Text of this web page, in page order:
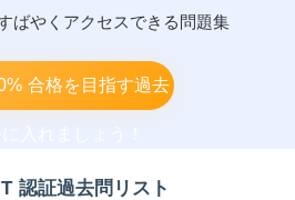
ばやくアクセスできる問題集
合格を目指す過去
認証過去問リスト